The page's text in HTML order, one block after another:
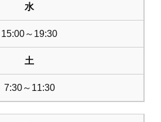
水
15:00～19:30
土
7:30～11:30